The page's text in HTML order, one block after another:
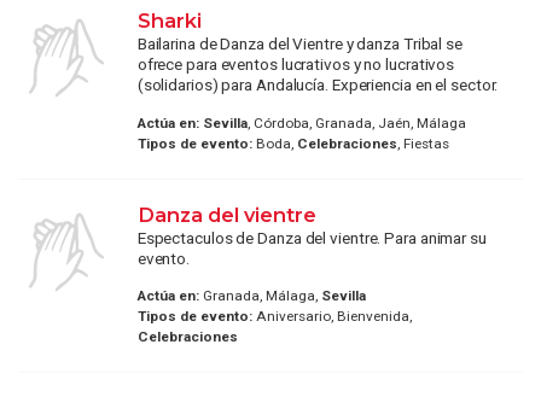
Sharki
Bailarina de Danza del Vientre y danza Tribal se
ofrece para eventos lucrativos y no lucrativos
(solidarios) para Andalucía. Experiencia en el sector.
Actúa en: Sevilla, Córdoba, Granada, Jaén, Málaga
Tipos de evento:Boda, Celebraciones , Fiestas
Danza del vientre
Espectaculos de Danza del vientre. Para animar su
evento.
Actúa en:Granada, Málaga, Sevilla
Tipos de evento:Aniversario, Bienvenida,
Celebraciones